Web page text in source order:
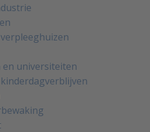
en universiteiten